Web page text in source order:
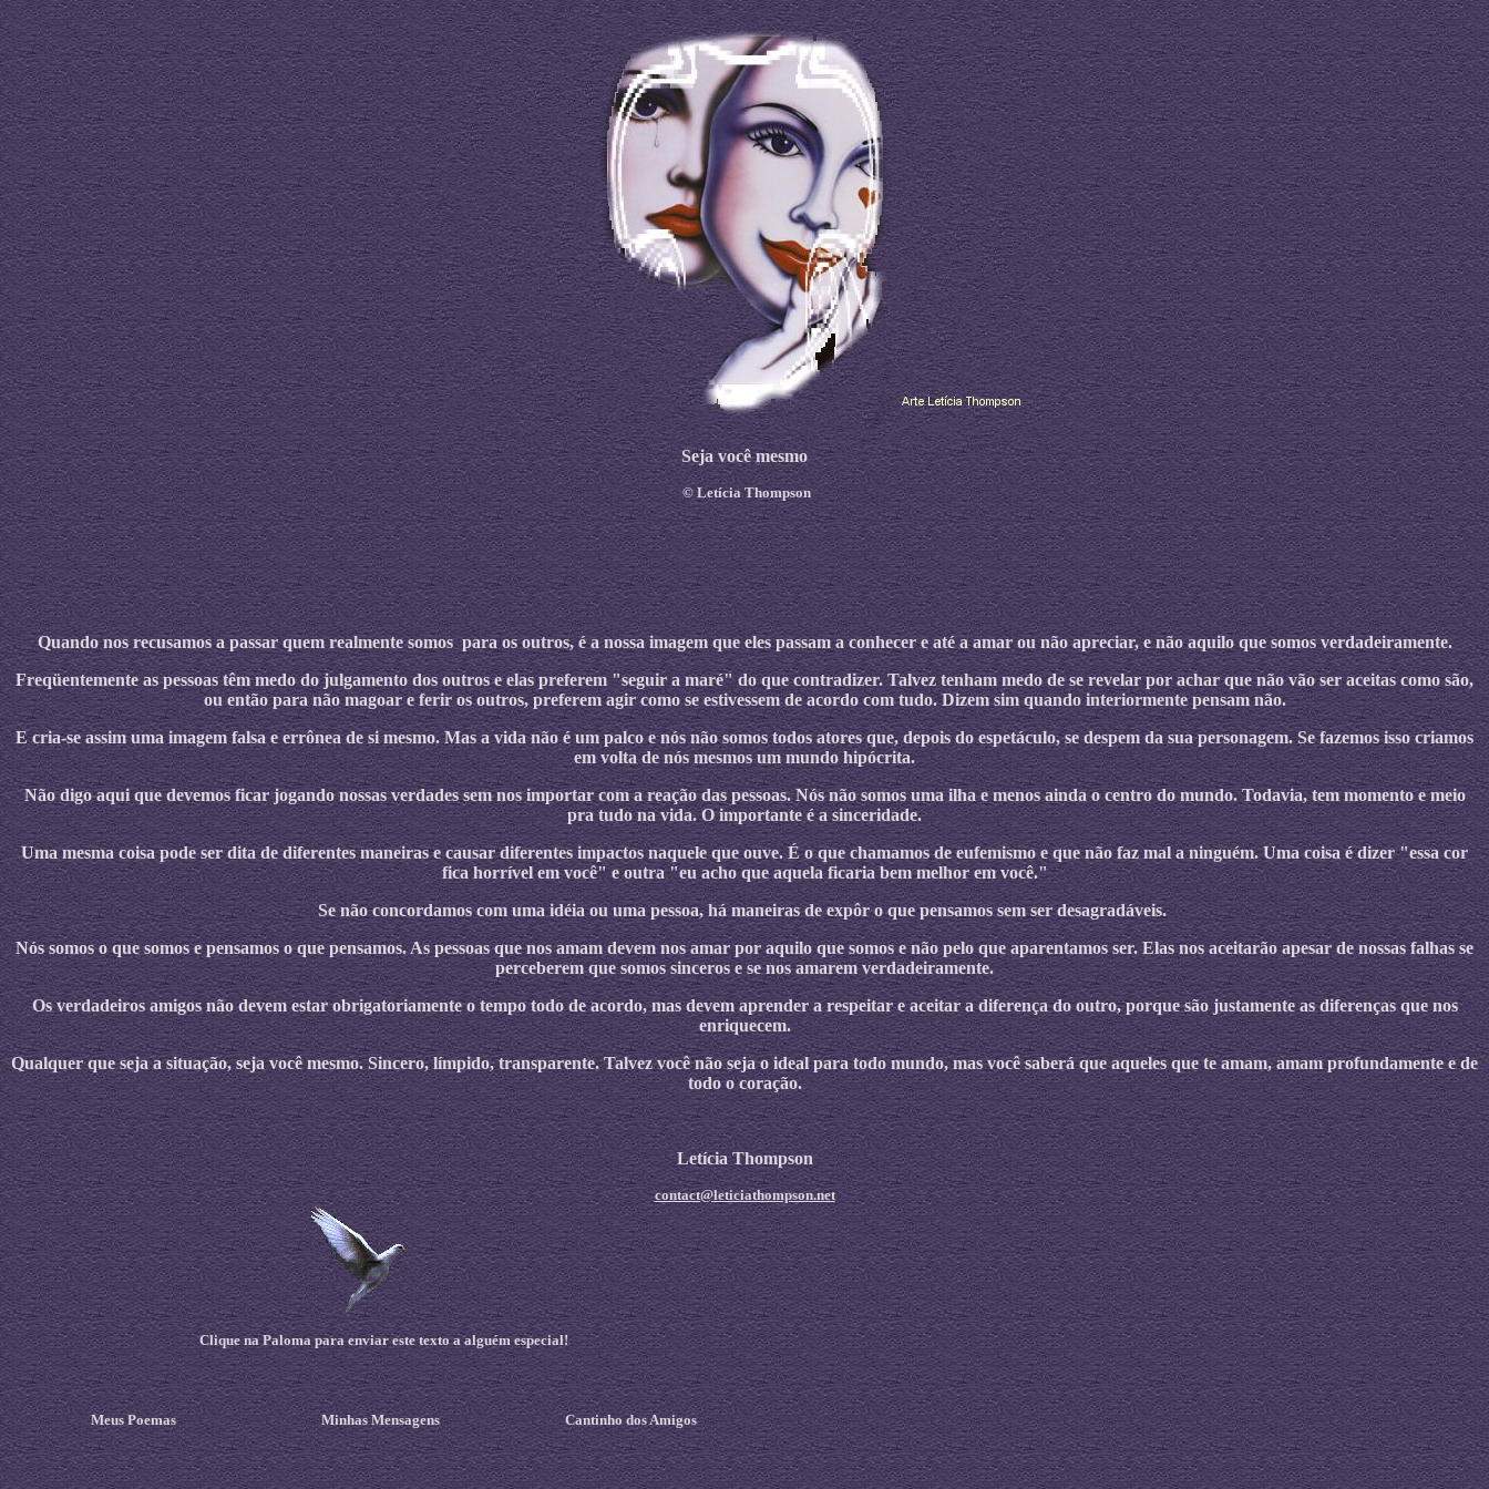
Seja você mesmo
©Letícia Thompson
Quando nos recusamos a passar quem realmente somos para os outros, é a nossa imagem que eles passam a conhecer e até a amar ou não apreciar, e não aquilo que somos verdadeiramente.
Freqüentemente as pessoas têm medo do julgamento dos outros e elas preferem "seguir a maré" do que contradizer. Talvez tenham medo de se revelar por achar que não vão ser aceitas como são,
ou então para não magoar e ferir os outros, preferem agir como se estivessem de acordo com tudo. Dizem sim quando interiormente pensam não.
E cria-se assim uma imagem falsa e errôneade si mesmo. Masa vida não é um palco e nós não somos todos atores que, depois do espetáculo, se despem da sua personagem. Se fazemos isso criamos
em volta de nós mesmos um mundo hipócrita.
Não digo aqui que devemos ficar jogando nossas verdades sem nos importar com a reação das pessoas. Nós não somos uma ilha e menos ainda o centro do mundo. Todavia, tem momento e meio
pra tudo na vida. O importante é a sinceridade.
Uma mesma coisa pode ser dita de diferentes maneiras e causar diferentes impactos naquele que ouve. É o que chamamos de eufemismo e que não faz mal a ninguém. Uma coisa é dizer "essa cor
fica horrível em você" e outra "eu acho que aquela ficaria bem melhor em você."
Se não concordamos com uma idéia ou uma pessoa, há maneiras de expôr o que pensamos sem ser desagradáveis.
Nós somos o que somos e pensamos o que pensamos. As pessoas que nos amam devem nos amar por aquilo que somos e não pelo que aparentamos ser. Elas nos aceitarão apesar de nossas falhas se
perceberem que somos sinceros e se nos amarem verdadeiramente.
Os verdadeiros amigos não devem estar obrigatoriamente o tempo todo de acordo, mas devem aprender a respeitar e aceitar a diferença do outro, porque são justamente as diferenças que nos
enriquecem.
Qualquer que seja a situação, seja você mesmo. Sincero, límpido, transparente. Talvez você não seja o ideal para todo mundo, mas você saberá que aqueles que te amam, amam profundamente e de
todo o coração.
Letícia Thompson
contact@leticiathompson.net
Clique na Paloma para enviar este texto a alguém especial!
Meus Poemas Minhas Mensagens Cantinho dos Amigos